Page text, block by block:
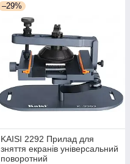
–29%
KAISI 2292 Прилад для
зняття екранів універсальний
поворотний